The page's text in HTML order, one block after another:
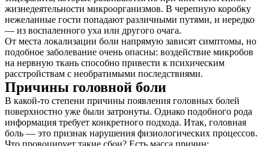
жизнедеятельности микроорганизмов. В черепную коробку
нежеланные гости попадают различными путями, и нередко
― из воспаленного уха или другого очага.
От места локализации боли напрямую зависят симптомы, но
подобное заболевание очень опасны: воздействие микробов
на нервную ткань способно привести к психическим
расстройствам с необратимыми последствиями.
Причины головной боли
В какой-то степени причины появления головных болей
поверхностно уже были затронуты. Однако подобного рода
информация требует конкретного подхода. Итак, головная
боль ― это признак нарушения физиологических процессов.
Что провоцирует такие сбои? Есть масса причин: